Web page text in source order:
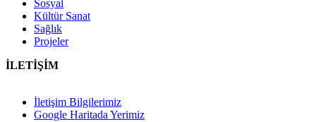
Sosyal
Kültür Sanat
Sağlık
Projeler
İLETİŞİM
İletişim Bilgilerimiz
Google Haritada Yerimiz